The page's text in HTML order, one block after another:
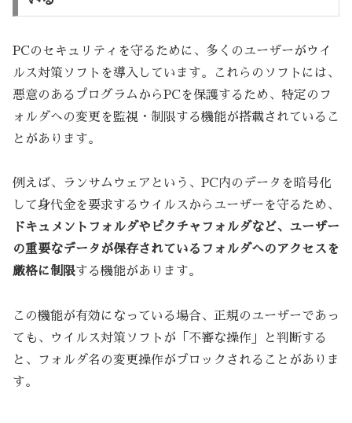
PCのセキュリティを守るために、多くのユーザーがウイ
ルス対策ソフトを導入しています。これらのソフトには、
悪意のあるプログラムからPCを保護するため、特定のフ
ォルダへの変更を監視・制限する機能が搭載されているこ
とがあります。
例えば、ランサムウェアという、PC内のデータを暗号化
して身代金を要求するウイルスからユーザーを守るため、
ドキュメントフォルダやピクチャフォルダなど、ユーザー
の重要なデータが保存されているフォルダへのアクセスを
厳格に制限する機能があります。
この機能が有効になっている場合、正規のユーザーであっ
ても、ウイルス対策ソフトが「不審な操作」と判断する
と、フォルダ名の変更操作がブロックされることがありま
す。